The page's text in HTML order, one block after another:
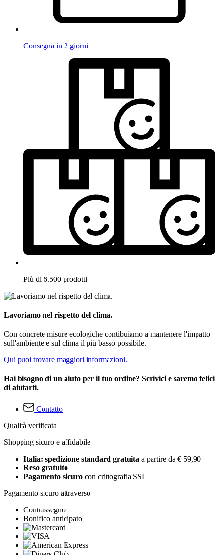
Consegna in 2 giorni
Più di 6.500 prodotti
Lavoriamo nel rispetto del clima.
Con concrete misure ecologiche contibuiamo a mantenere l'impatto
sull'ambiente e sul clima il più basso possibile.
Qui puoi trovare maggiori informazioni.
Hai bisogno di un aiuto per il tuo ordine? Scrivici e saremo felici
di aiutarti.
Contatto
Qualità verificata
Shopping sicuro e affidabile
Italia: spedizione standard gratuita a partire da € 59,90
Reso gratuito
Pagamento sicuro con crittografia SSL
Pagamento sicuro attraverso
Contrassegno
Bonifico anticipato